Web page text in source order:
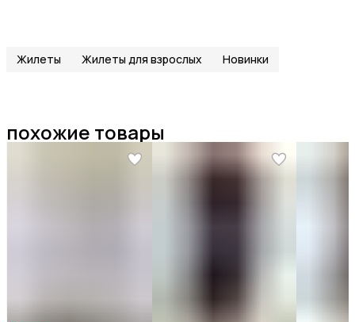
Жилеты Жилеты для взрослых Новинки
похожие товары